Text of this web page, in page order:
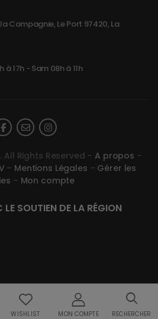
Compagnie, Le Port 97420, La
à 17h - Sam 08h à 11h
Rights Reserved – A propos –
– Mentions Légales – Gérer les
– Mon compte
LE SOUTIEN DE LA RÉGION
WISHLIST MON COMPTE RECHERCHER